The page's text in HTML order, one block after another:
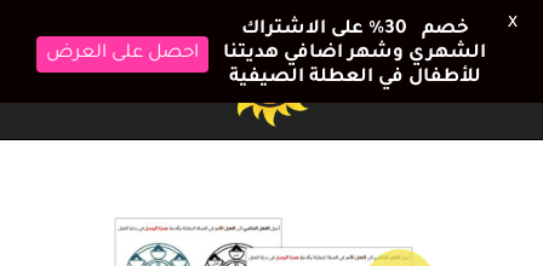
خصم 30٪ على الاشتراك
الشهري وشهر اضافي هديتنا
للأطفال في العطلة الصيفية
احصل على العرض
X